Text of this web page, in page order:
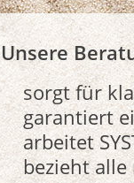
Unsere
sorgt für
garantiert
arbeitet
bezieht alle